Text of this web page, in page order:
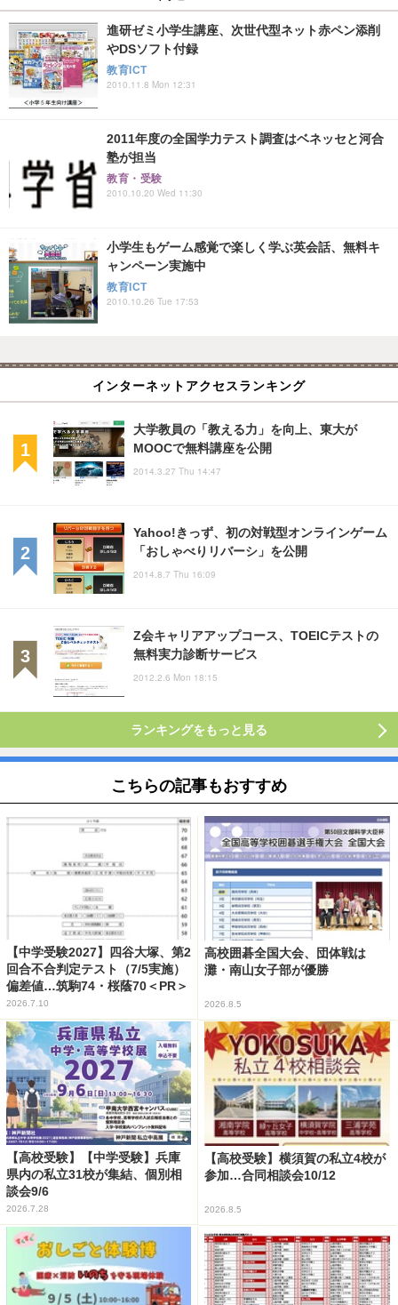
進研ゼミ小学生講座、次世代型ネット赤ペン添削
やDSソフト付録
教育ICT
2010.11.8 Mon 12:31
2011年度の全国学力テスト調査はベネッセと河合
塾が担当
教育・受験
2010.10.20 Wed 11:30
小学生もゲーム感覚で楽しく学ぶ英会話、無料キ
ャンペーン実施中
教育ICT
2010.10.26 Tue 17:53
インターネットアクセスランキング
大学教員の「教える力」を向上、東大が
MOOCで無料講座を公開
2014.3.27 Thu 14:47
Yahoo!きっず、初の対戦型オンラインゲーム
「おしゃべりリバーシ」を公開
2014.8.7 Thu 16:09
Z会キャリアアップコース、TOEICテストの
無料実力診断サービス
2012.2.6 Mon 18:15
ランキングをもっと見る
こちらの記事もおすすめ
【中学受験2027】四谷大塚、第2
回合不合判定テスト（7/5実施）
偏差値…筑駒74・桜蔭70＜PR＞
2026.7.10
高校囲碁全国大会、団体戦は
灘・南山女子部が優勝
2026.8.5
【高校受験】【中学受験】兵庫
県内の私立31校が集結、個別相
談会9/6
2026.7.28
【高校受験】横須賀の私立4校が
参加…合同相談会10/12
2026.8.5